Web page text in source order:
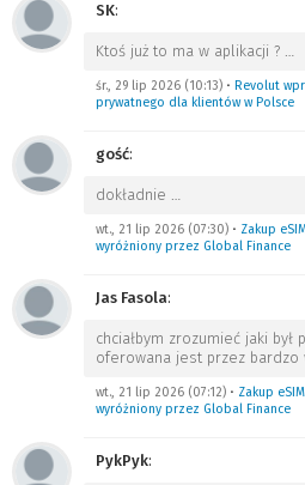
SK:
Ktoś już to ma w aplikacji ? …
śr., 29 lip 2026 (10:13) • Revolut
prywatnego dla klientów w Polsce
gość:
dokładnie …
wt., 21 lip 2026 (07:30) • Zakup
wyróżniony przez Global Finance
Jas Fasola:
chciałbym zrozumieć jaki był
oferowana jest przez bardzo
wt., 21 lip 2026 (07:12) • Zakup
wyróżniony przez Global Finance
PykPyk: